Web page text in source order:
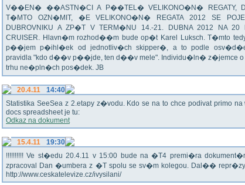
V��EN� ��ASTN�CI A P��TEL� VELIKONO�N� REGATY,
T�MTO OZN�MIT, �E VELIKONO�N� REGATA 2012 SE
DUBROVNIKU A ZP�T V TERM�NU 14.-21. DUBNA 2012 NA 20
CRUISER. Hlavn�m rozhod��m bude op�t Karel Luksch. T�mto
p��jem p�ihl�ek od jednotliv�ch skipper�, a to podle
pravidla "kdo d��v p��jde, ten d��v mele". Individu�ln� z�jemce
trhu ne�pln�ch pos�dek. JB
20.4.11
14:40
Statistika SeeSea z 2.etapy z�vodu. Kdo se na to chce podivat primo
docs spreadsheet je tu:
Odkaz na dokument
15.4.11
19:30
!!!!!!!!!! Ve st�edu 20.4.11 v 15:00 bude na �T4 premi�ra
zpracoval Dan �umbera z �T spolu se sv�m kolegou. Dal��
http://www.ceskatelevize.cz/ivysilani/